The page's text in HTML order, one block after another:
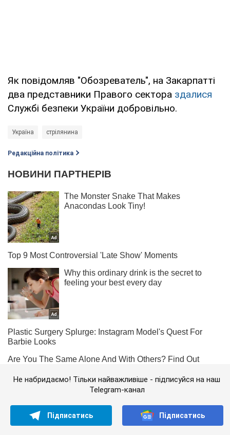
Як повідомляв "Обозреватель", на Закарпатті
два представники Правого сектора здалися
Службі безпеки України добровільно.
Україна стрілянина
Редакційна політика
Не набридаємо! Тільки найважливіше - підписуйся на наш
Telegram-канал
Підписатись Підписатись